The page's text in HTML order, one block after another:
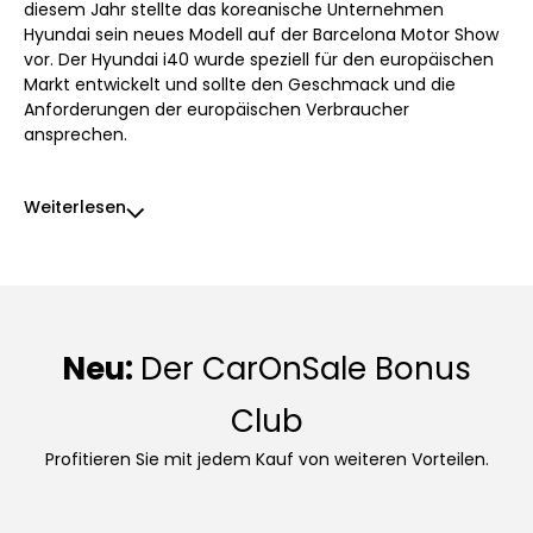
diesem Jahr stellte das koreanische Unternehmen
Hyundai sein neues Modell auf der Barcelona Motor Show
vor. Der Hyundai i40 wurde speziell für den europäischen
Markt entwickelt und sollte den Geschmack und die
Anforderungen der europäischen Verbraucher
ansprechen.
Weiterlesen
Neu: Der CarOnSale Bonus
Club
Profitieren Sie mit jedem Kauf von weiteren Vorteilen.